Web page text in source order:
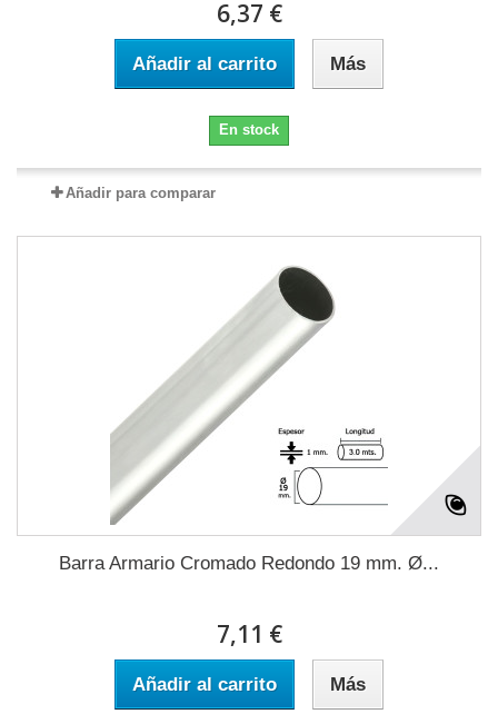
6,37 €
Añadir al carrito Más
En stock
Añadir para comparar
Barra Armario Cromado Redondo 19 mm. Ø...
7,11 €
Añadir al carrito Más